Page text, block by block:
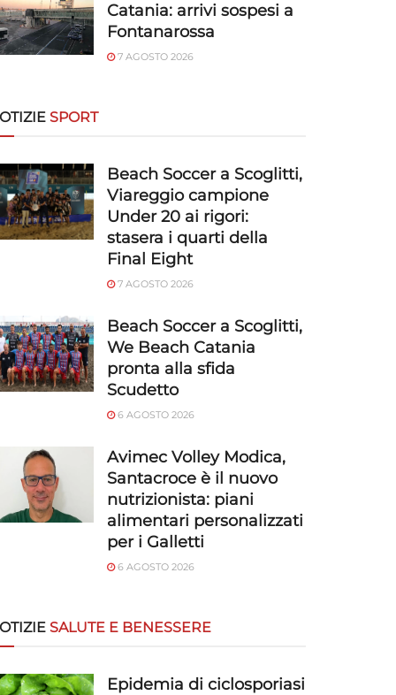
Catania: arrivi sospesi a
Fontanarossa
7 AGOSTO 2026
SPORT
Beach Soccer a Scoglitti,
Viareggio campione
Under 20 ai rigori:
stasera i quarti della
Final Eight
7 AGOSTO 2026
Beach Soccer a Scoglitti,
We Beach Catania
pronta alla sfida
Scudetto
6 AGOSTO 2026
Avimec Volley Modica,
Santacroce è il nuovo
nutrizionista: piani
alimentari personalizzati
per i Galletti
6 AGOSTO 2026
SALUTE E BENESSERE
Epidemia di ciclosporiasi